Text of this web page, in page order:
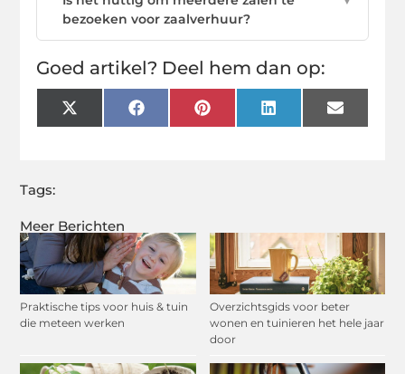
Meer Berichten
Praktische tips voor huis & tuin
die meteen werken
Overzichtsgids voor beter
wonen en tuinieren het hele jaar
door
bezoeken voor zaalverhuur?
Goed artikel? Deel hem dan op:
X
(Twitter)
FacebookPinterest LinkedIn Email
Tags: